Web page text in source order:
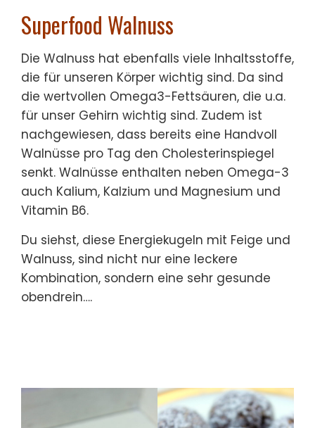
Superfood Walnuss
Die Walnuss hat ebenfalls viele Inhaltsstoffe,
die für unseren Körper wichtig sind. Da sind
die wertvollen Omega3-Fettsäuren, die u.a.
für unser Gehirn wichtig sind. Zudem ist
nachgewiesen, dass bereits eine Handvoll
Walnüsse pro Tag den Cholesterinspiegel
senkt. Walnüsse enthalten neben Omega-3
auch Kalium, Kalzium und Magnesium und
Vitamin B6.
Du siehst, diese Energiekugeln mit Feige und
Walnuss, sind nicht nur eine leckere
Kombination, sondern eine sehr gesunde
obendrein….